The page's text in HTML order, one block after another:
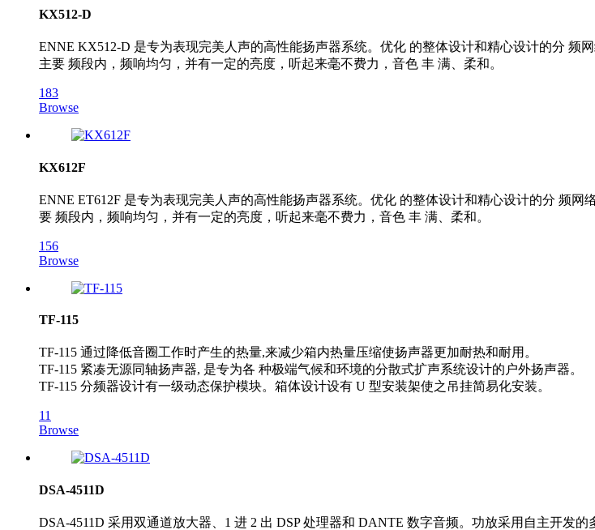
KX512-D
ENNE KX512-D 是专为表现完美人声的高性能扬声器系统。优化 的整体设计和精心设计的分
主要 频段内，频响均匀，并有一定的亮度，听起来毫不费力，音色 丰 满、柔和。
183
Browse
KX612F
ENNE ET612F 是专为表现完美人声的高性能扬声器系统。优化 的整体设计和精心设计的分 频
要 频段内，频响均匀，并有一定的亮度，听起来毫不费力，音色 丰 满、柔和。
156
Browse
TF-115
TF-115 通过降低音圈工作时产生的热量,来减少箱内热量压缩使扬声器更加耐热和耐用。
TF-115 紧凑无源同轴扬声器, 是专为各 种极端气候和环境的分散式扩声系统设计的户外扬声器。
TF-115 分频器设计有一级动态保护模块。箱体设计设有 U 型安装架使之吊挂简易化安装。
11
Browse
DSA-4511D
DSA-4511D 采用双通道放大器、1 进 2 出 DSP 处理器和 DANTE 数字音频。功放采用自主开发